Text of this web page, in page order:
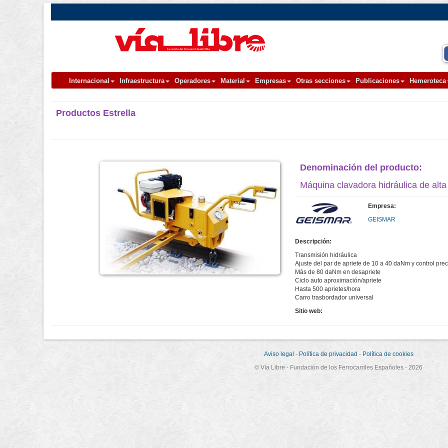
Internacional Infraestructura Operadores Material Empresas Otras secciones Publicaciones Hemeroteca
Productos Estrella
Denominación del producto:
Máquina clavadora hidráulica de
Empresa:
GEISMAR
Descripción:
Transmisión hidráulica
Ajuste del par de apriete de 10 a 40 daNm y control
Más de 80 daNm en desapriete
Ciclo auto aproximación/apriete
Hasta 500 aprietes/hora
Carro trasbordador universal
Sitio web:
Aviso legal - Política de privacidad - Política de cookies
© Vía Libre - Fundación de los Ferrocarriles Españoles - 2026